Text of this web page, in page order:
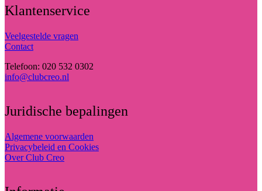
Klantenservice
Veelgestelde vragen
Contact
Telefoon: 020 532 0302
info@clubcreo.nl
Juridische bepalingen
Algemene voorwaarden
Privacybeleid en Cookies
Over Club Creo